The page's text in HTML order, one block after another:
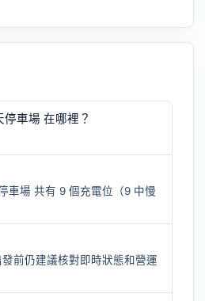
車場 在哪裡？
車場 共有 9 個充電位（9 中慢
前仍建議核對即時狀態和營運